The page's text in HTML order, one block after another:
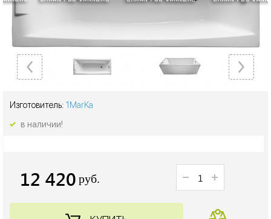
Изготовитель: 1MarKa
в наличии!
12 420 руб.